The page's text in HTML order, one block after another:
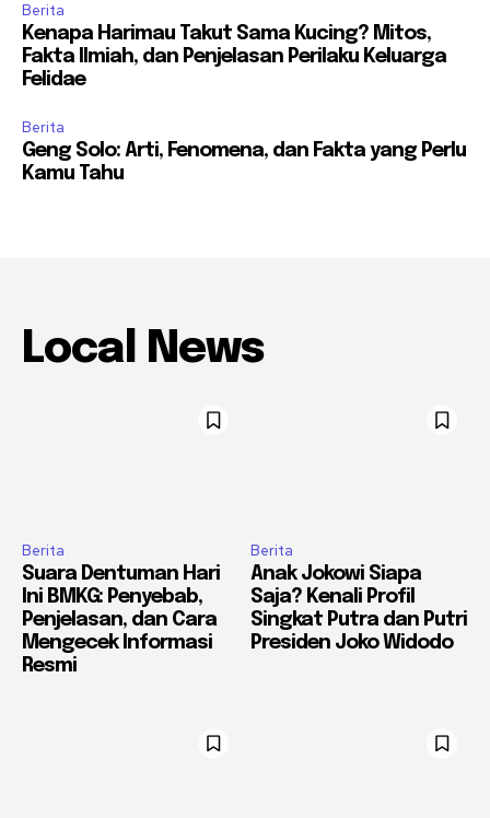
Berita
Kenapa Harimau Takut Sama Kucing? Mitos,
Fakta Ilmiah, dan Penjelasan Perilaku Keluarga
Felidae
Berita
Geng Solo: Arti, Fenomena, dan Fakta yang Perlu
Kamu Tahu
Local News
Berita
Suara Dentuman Hari
Ini BMKG: Penyebab,
Penjelasan, dan Cara
Mengecek Informasi
Resmi
Berita
Anak Jokowi Siapa
Saja? Kenali Profil
Singkat Putra dan Putri
Presiden Joko Widodo